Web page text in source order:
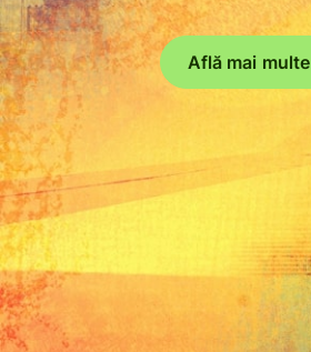
Află mai multe